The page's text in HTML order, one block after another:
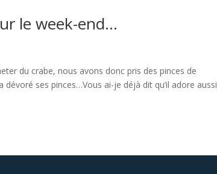
le week-end…
du crabe, nous avons donc pris des pinces de
ses pinces…Vous ai-je déjà dit qu’il adore aussi